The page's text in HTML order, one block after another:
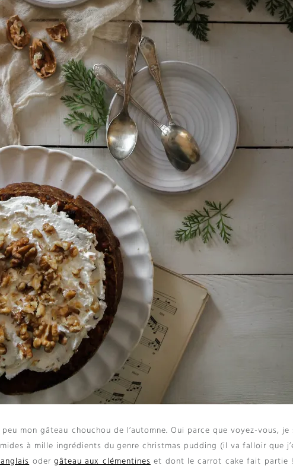
mon gâteau chouchou de l’automne. Oui parce que voyez-vous,je
à mille ingrédients du genre christmas pudding (il va falloir que
odergâteau aux clémentines et dont le carrot cake fait partie !